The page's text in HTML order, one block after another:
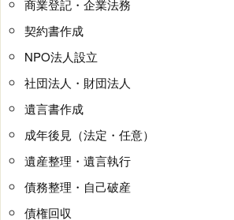
商業登記・企業法務
契約書作成
NPO法人設立
社団法人・財団法人
遺言書作成
成年後見（法定・任意）
遺産整理・遺言執行
債務整理・自己破産
債権回収